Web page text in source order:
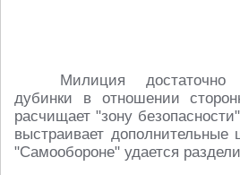
Милиция достаточно
дубинки в отношении
расчищает "зону
выстраивает
"Самообороне" удается